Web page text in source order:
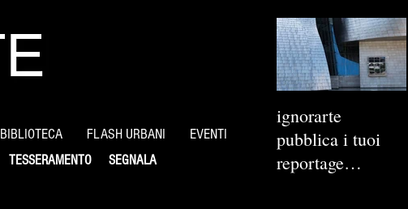
BIBLIOTECA FLASH URBANI EVENTI
SEGNALA
TESSERAMENTO
ignorarte
pubblica i tuoi
reportage